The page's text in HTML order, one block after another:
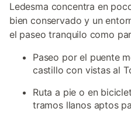
Ledesma concentra en
bien conservado y un
el paseo tranquilo como
Paseo por el puente
castillo con vistas al
Ruta a pie o en
tramos llanos aptos